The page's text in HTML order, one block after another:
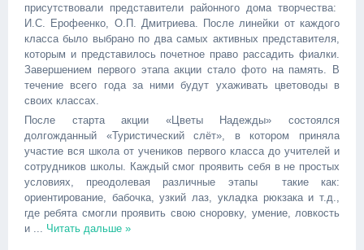
присутствовали представители районного дома творчества:
И.С. Ерофеенко, О.П. Дмитриева. После линейки от каждого
класса было выбрано по два самых активных представителя,
которым и представилось почетное право рассадить фиалки.
Завершением первого этапа акции стало фото на память. В
течение всего года за ними будут ухаживать цветоводы в
своих классах.
После старта акции «Цветы Надежды» состоялся
долгожданный «Туристический слёт», в котором приняла
участие вся школа от учеников первого класса до учителей и
сотрудников школы. Каждый смог проявить себя в не простых
условиях, преодолевая различные этапы такие как:
ориентирование, бабочка, узкий лаз, укладка рюкзака и т.д.,
где ребята смогли проявить свою сноровку, умение, ловкость
и ... Читать дальше »